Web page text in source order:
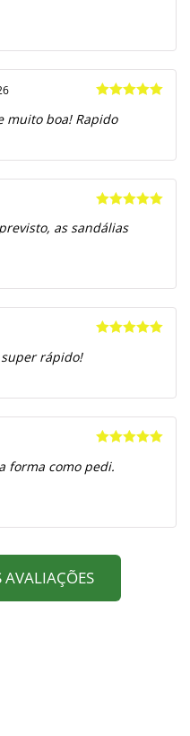
de 5
muito boa! Rapido
de 5
as sandálias
super rápido!
de 5
forma como pedi.
AVALIAÇÕES